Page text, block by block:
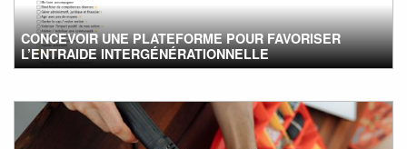
CONCEVOIR UNE PLATEFORME POUR FAVORISER
L’ENTRAIDE INTERGÉNÉRATIONNELLE